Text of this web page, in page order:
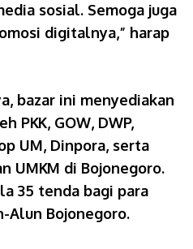
sosial. Semoga juga
digitalnya,” harap
bazar ini menyediakan
PKK, GOW, DWP,
UM, Dinpora, serta
UMKM di Bojonegoro.
35 tenda bagi para
Alun Bojonegoro.